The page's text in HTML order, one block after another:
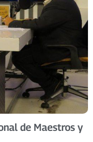
de Maestros y